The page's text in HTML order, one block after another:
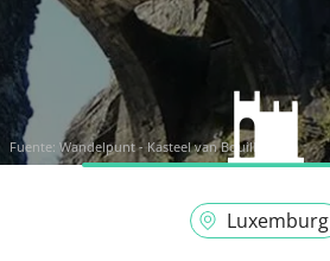
Fuente: Wandelpunt - Kasteel van Bouillon
Luxemburg